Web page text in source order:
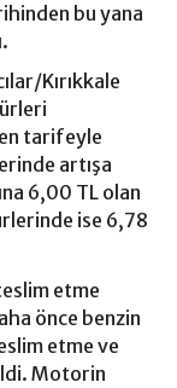
bu yana
Kırıkkale
tarifeyle
artışa
6,00 TL olan
ise 6,78
etme
önce benzin
etme ve
Motorin